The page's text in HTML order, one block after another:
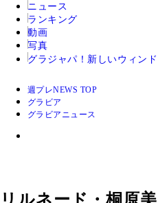
ニュース
ランキング
動画
写真
グラジャパ！ 新しいウィンド
週プレNEWS TOP
グラビア
グラビアニュース
リルネード・桐原